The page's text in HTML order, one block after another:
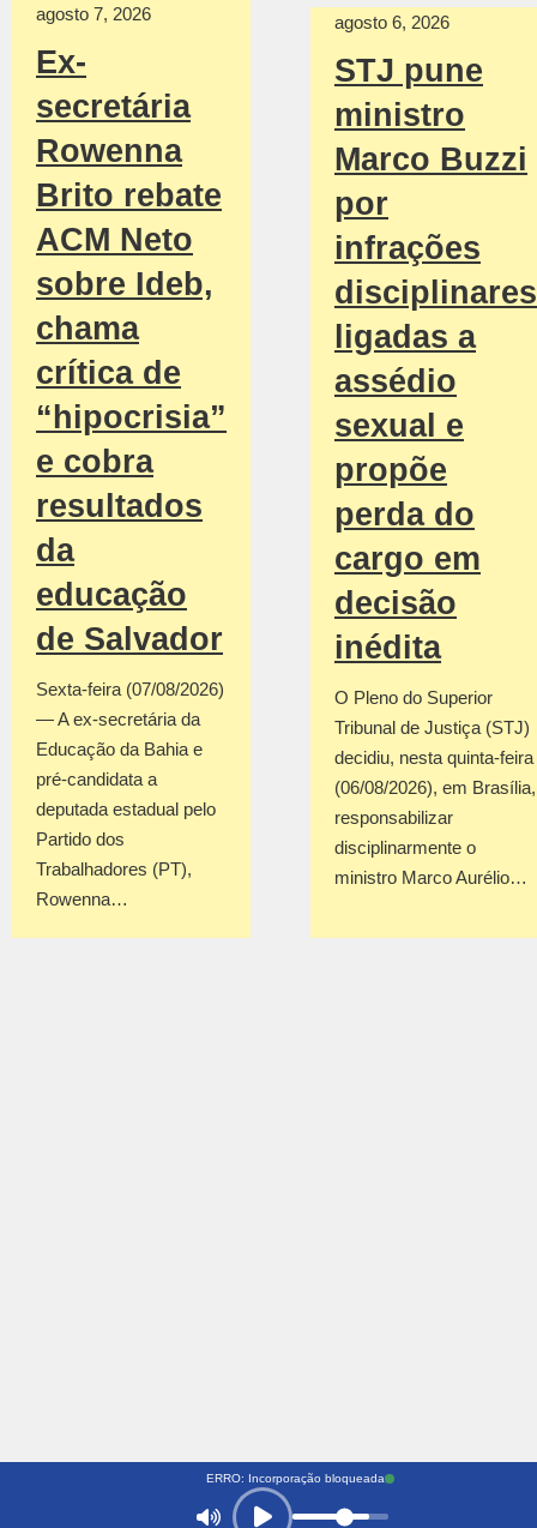
agosto 7, 2026
Ex-
secretária
Rowenna
Brito rebate
ACM Neto
sobre Ideb,
chama
crítica de
“hipocrisia”
e cobra
resultados
da
educação
de Salvador
Sexta-feira (07/08/2026)
— A ex-secretária da
Educação da Bahia e
pré-candidata a
deputada estadual pelo
Partido dos
Trabalhadores (PT),
Rowenna…
agosto 6, 2026
STJ pune
ministro
Marco Buzzi
por
infrações
disciplinares
ligadas a
assédio
sexual e
propõe
perda do
cargo em
decisão
inédita
O Pleno do Superior
Tribunal de Justiça (STJ)
decidiu, nesta quinta-feira
(06/08/2026), em Brasília,
responsabilizar
disciplinarmente o
ministro Marco Aurélio…
ERRO: Incorporação bloqueada